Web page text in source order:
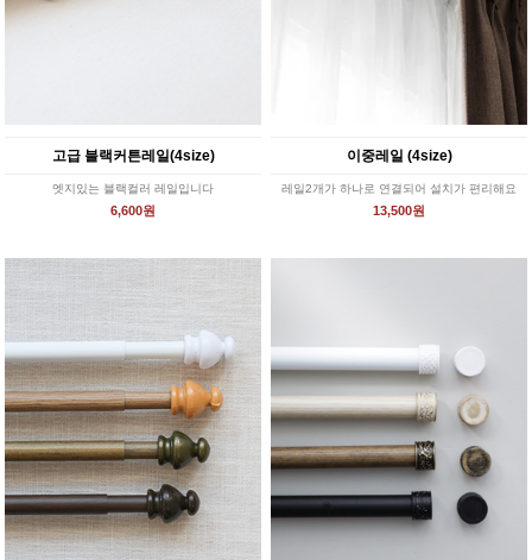
고급 블랙커튼레일(4size)
엣지있는 블랙컬러 레일입니다
6,600원
이중레일 (4size)
레일2개가 하나로 연결되어 설치가 편리해요
13,500원